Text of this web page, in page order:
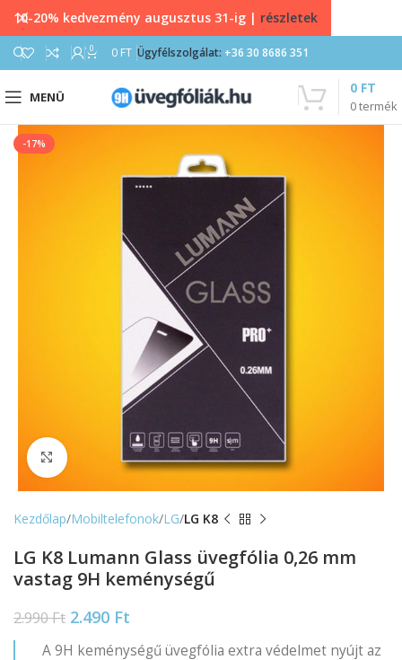
0 0 FT Ügyfélszolgálat: +36 30 8686 351
MENÜ
0termék
0 FT
-17%
Nagyítás
Kezdőlap Mobiltelefonok LG LG K8
LG K8 Lumann Glass üvegfólia 0,26 mm
vastag 9H keménységű
2.990Ft 2.490 Ft
A 9H keménységű üvegfólia extra védelmet nyújt az
10-20% kedvezmény augusztus 31-ig | részletek